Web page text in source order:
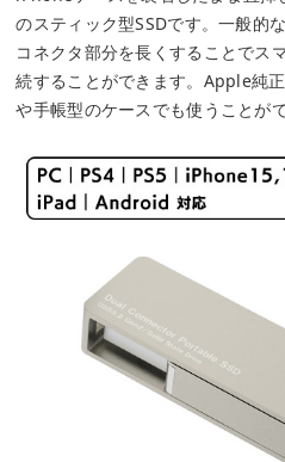
のスティック型SSDです。一般的
コネクタ部分を長くすることでス
続することができます。Apple純
や手帳型のケースでも使うことがで